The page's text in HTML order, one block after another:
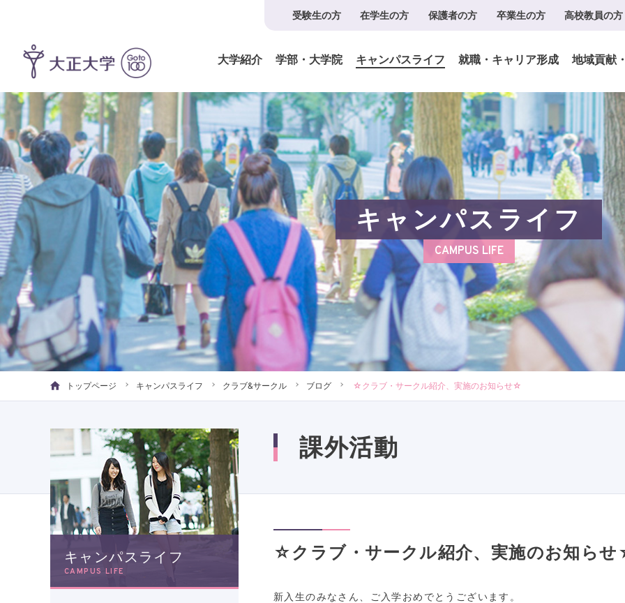
受験生の方 在学生の方 保護者の方 卒業生の方 高校教員の方
大学紹介 学部・大学院 キャンパスライフ 就職・キャリア形成 地域貢献
キャンパスライフ
CAMPUS LIFE
トップページ キャンパスライフ クラブ&サークル ブログ ☆クラブ・サークル紹介、実施のお知らせ☆
キャンパスライフ
CAMPUS LIFE
課外活動
☆クラブ・サークル紹介、実施のお知ら
新入生のみなさん、ご入学おめでとうございます。